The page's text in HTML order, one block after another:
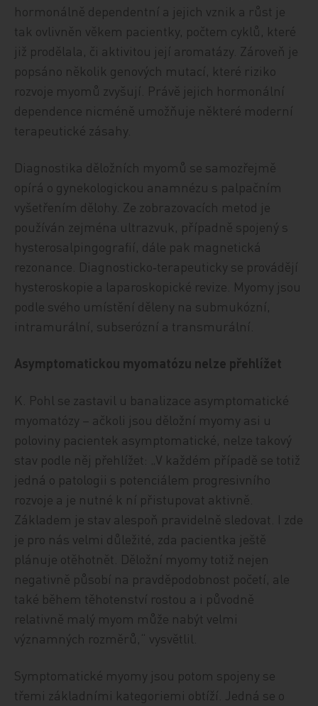
hormonálně dependentní a jejich vznik a růst je
tak ovlivněn věkem pacientky, počtem cyklů, které
již prodělala, či aktivitou její aromatázy. Zároveň je
popsáno několik genových mutací, které riziko
rozvoje myomů zvyšují. Právě jejich hormonální
dependence nicméně umožňuje některé moderní
terapeutické zásahy.
Diagnostika děložních myomů se samozřejmě
opírá o gynekologickou anamnézu s palpačním
vyšetřením dělohy. Ze zobrazovacích metod je
používán zejména ultrazvuk, případně spojený s
hysterosalpingografií, dále pak magnetická
rezonance. Diagnosticko‑terapeuticky se provádějí
hysteroskopie a laparoskopické revize. Myomy jsou
podle svého umístění děleny na submukózní,
intramurální, subserózní a transmurální.
Asymptomatickou myomatózu nelze přehlížet
K. Pohl se zastavil u banalizace asymptomatické
myomatózy – ačkoli jsou děložní myomy asi u
poloviny pacientek asymptomatické, nelze takový
stav podle něj přehlížet: „V každém případě se totiž
jedná o patologii s potenciálem progresivního
rozvoje a je nutné k ní přistupovat aktivně.
Základem je stav alespoň pravidelně sledovat. I zde
je pro nás velmi důležité, zda pacientka ještě
plánuje otěhotnět. Děložní myomy totiž nejen
negativně působí na pravděpodobnost početí, ale
také během těhotenství rostou a i původně
relativně malý myom může nabýt velmi
významných rozměrů,“ vysvětlil.
Symptomatické myomy jsou potom spojeny se
třemi základními kategoriemi obtíží. Jedná se o